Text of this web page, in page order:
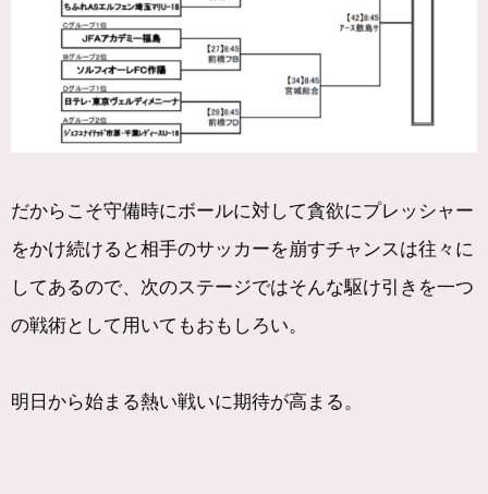
だからこそ守備時にボールに対して貪欲にプレッシャー
をかけ続けると相手のサッカーを崩すチャンスは往々に
してあるので、次のステージではそんな駆け引きを一つ
の戦術として用いてもおもしろい。
明日から始まる熱い戦いに期待が高まる。